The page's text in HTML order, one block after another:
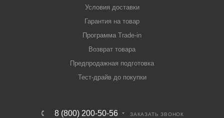
Условия доставки
Гарантия на товар
Программа Trade-in
Возврат товара
Предпродажная подготовка
Тест-драйв до покупки
8 (800) 200-50-56 ЗАКАЗАТЬ ЗВОНОК